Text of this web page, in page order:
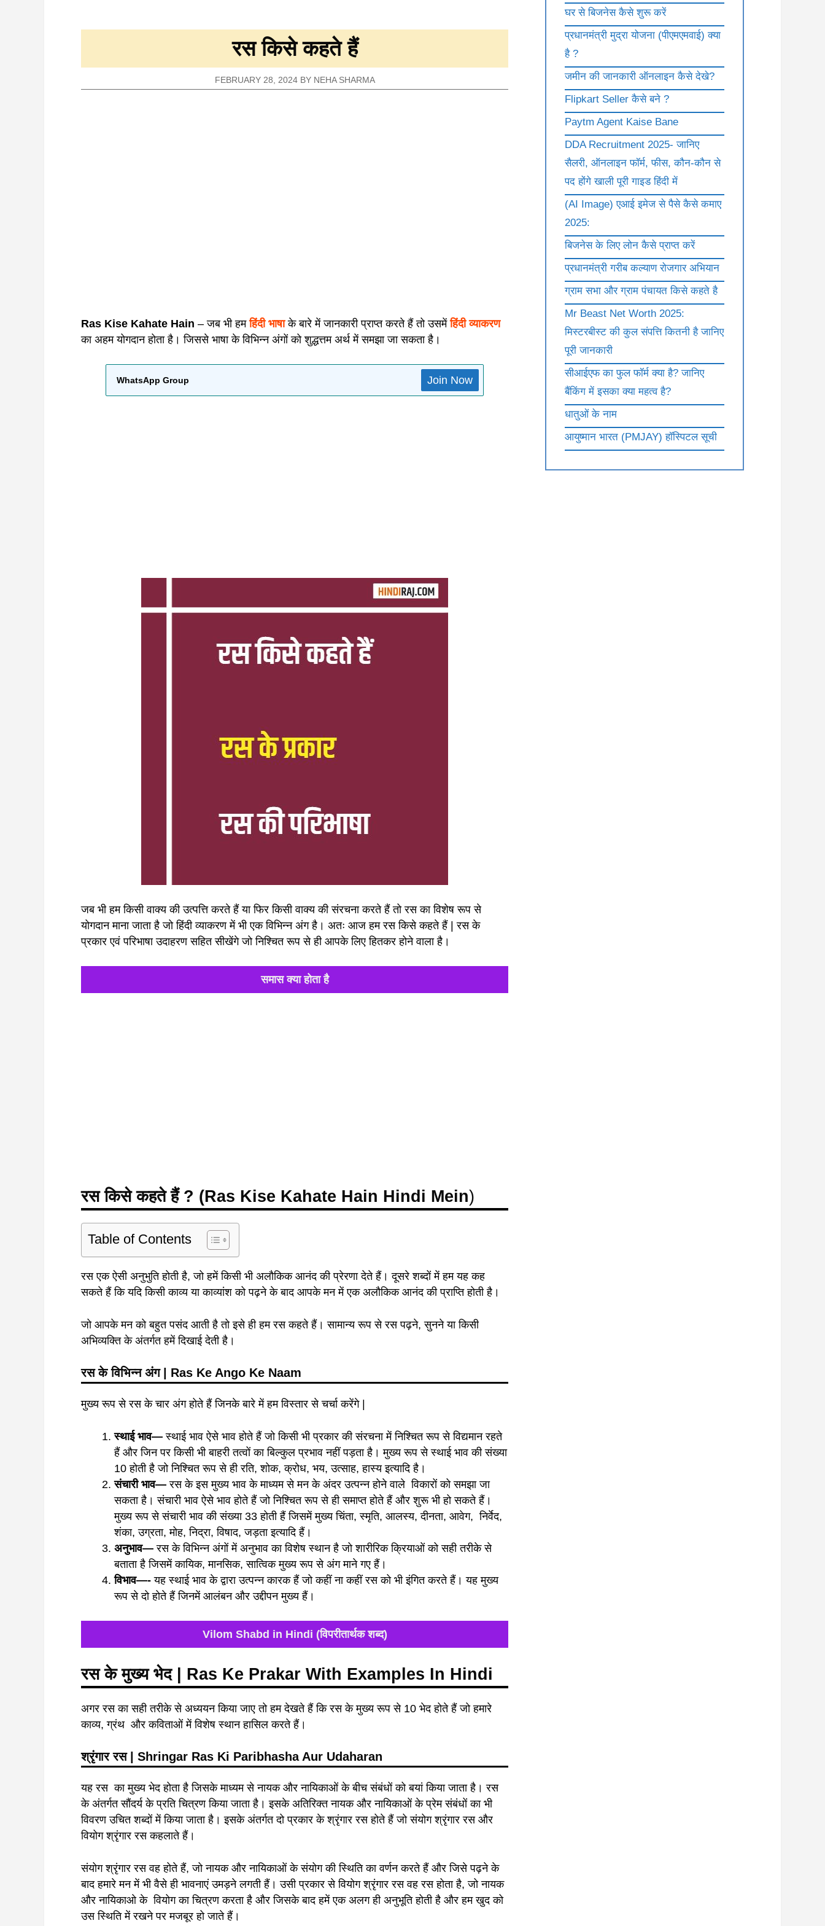
रस किसे कहते हैं
FEBRUARY 28, 2024 BY NEHA SHARMA
Ras Kise Kahate Hain – जब भी हमहिंदी भाषाके बारे में जानकारी प्राप्त करते हैं तो उसमेंहिंदी व्याकरण
का अहम योगदान होता है। जिससे भाषा के विभिन्न अंगों को शुद्धत्तम अर्थ में समझा जा सकता है।
WhatsApp Group Join Now
जब भी हम किसी वाक्य की उत्पत्ति करते हैं या फिर किसी वाक्य की संरचना करते हैं तो रस का विशेष रूप से
योगदान माना जाता है जो हिंदी व्याकरण में भी एक विभिन्न अंग है। अतः आज हम रस किसे कहते हैं | रस के
प्रकार एवं परिभाषा उदाहरण सहित सीखेंगे जो निश्चित रूप से ही आपके लिए हितकर होने वाला है।
समास क्या होता है
रस किसे कहते हैं ? (Ras Kise Kahate Hain Hindi Mein)
Table of Contents
रस एक ऐसी अनुभुति होती है, जो हमें किसी भी अलौकिक आनंद की प्रेरणा देते हैं। दूसरे शब्दों में हम यह कह
सकते हैं कि यदि किसी काव्य या काव्यांश को पढ़ने के बाद आपके मन में एक अलौकिक आनंद की प्राप्ति होती है।
जो आपके मन को बहुत पसंद आती है तो इसे ही हम रस कहते हैं। सामान्य रूप से रस पढ़ने, सुनने या किसी
अभिव्यक्ति के अंतर्गत हमें दिखाई देती है।
रस के विभिन्न अंग | Ras Ke Ango Ke Naam
मुख्य रूप से रस के चार अंग होते हैं जिनके बारे में हम विस्तार से चर्चा करेंगे |
स्थाई भाव—स्थाई भाव ऐसे भाव होते हैं जो किसी भी प्रकार की संरचना में निश्चित रूप से विद्यमान रहते
हैं और जिन पर किसी भी बाहरी तत्वों का बिल्कुल प्रभाव नहीं पड़ता है। मुख्य रूप से स्थाई भाव की संख्या
10 होती है जो निश्चित रूप से ही रति, शोक, क्रोध, भय, उत्साह, हास्य इत्यादि है।
संचारी भाव—रस के इस मुख्य भाव के माध्यम से मन के अंदर उत्पन्न होने वाले विकारों को समझा जा
सकता है। संचारी भाव ऐसे भाव होते हैं जो निश्चित रूप से ही समाप्त होते हैं और शुरू भी हो सकते हैं।
मुख्य रूप से संचारी भाव की संख्या 33 होती हैं जिसमें मुख्य चिंता, स्मृति, आलस्य, दीनता, आवेग, निर्वेद,
शंका, उग्रता, मोह, निद्रा, विषाद, जड़ता इत्यादि हैं।
अनुभाव—रस के विभिन्न अंगों में अनुभाव का विशेष स्थान है जो शारीरिक क्रियाओं को सही तरीके से
बताता है जिसमें कायिक, मानसिक, सात्विक मुख्य रूप से अंग माने गए हैं।
विभाव—-यह स्थाई भाव के द्वारा उत्पन्न कारक हैं जो कहीं ना कहीं रस को भी इंगित करते हैं। यह मुख्य
रूप से दो होते हैं जिनमें आलंबन और उद्दीपन मुख्य हैं।
Vilom Shabd in Hindi (विपरीतार्थक शब्द)
रस के मुख्य भेद | Ras Ke Prakar With Examples In Hindi
अगर रस का सही तरीके से अध्ययन किया जाए तो हम देखते हैं कि रस के मुख्य रूप से 10 भेद होते हैं जो हमारे
काव्य, ग्रंथ और कविताओं में विशेष स्थान हासिल करते हैं।
श्रृंगार रस | Shringar Ras Ki Paribhasha Aur Udaharan
यह रस का मुख्य भेद होता है जिसके माध्यम से नायक और नायिकाओं के बीच संबंधों को बयां किया जाता है। रस
के अंतर्गत सौंदर्य के प्रति चित्रण किया जाता है। इसके अतिरिक्त नायक और नायिकाओं के प्रेम संबंधों का भी
विवरण उचित शब्दों में किया जाता है। इसके अंतर्गत दो प्रकार के श्रृंगार रस होते हैं जो संयोग श्रृंगार रस और
वियोग श्रृंगार रस कहलाते हैं।
संयोग श्रृंगार रस वह होते हैं, जो नायक और नायिकाओं के संयोग की स्थिति का वर्णन करते हैं और जिसे पढ़ने के
बाद हमारे मन में भी वैसे ही भावनाएं उमड़ने लगती हैं। उसी प्रकार से वियोग श्रृंगार रस वह रस होता है, जो नायक
और नायिकाओ के वियोग का चित्रण करता है और जिसके बाद हमें एक अलग ही अनुभूति होती है और हम खुद को
उस स्थिति में रखने पर मजबूर हो जाते हैं।
घर से बिजनेस कैसे शुरू करें
प्रधानमंत्री मुद्रा योजना (पीएमएमवाई) क्या
है ?
जमीन की जानकारी ऑनलाइन कैसे देखे?
Flipkart Seller कैसे बने ?
Paytm Agent Kaise Bane
DDA Recruitment 2025- जानिए
सैलरी, ऑनलाइन फॉर्म, फीस, कौन-कौन से
पद होंगे खाली पूरी गाइड हिंदी में
(AI Image) एआई इमेज से पैसे कैसे कमाए
2025:
बिजनेस के लिए लोन कैसे प्राप्त करें
प्रधानमंत्री गरीब कल्याण रोजगार अभियान
ग्राम सभा और ग्राम पंचायत किसे कहते है
Mr Beast Net Worth 2025:
मिस्टरबीस्ट की कुल संपत्ति कितनी है जानिए
पूरी जानकारी
सीआईएफ का फुल फॉर्म क्या है? जानिए
बैंकिंग में इसका क्या महत्व है?
धातुओं के नाम
आयुष्मान भारत (PMJAY) हॉस्पिटल सूची